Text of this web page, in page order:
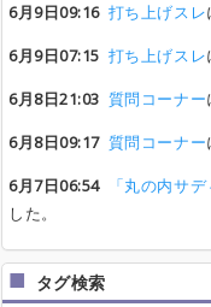
6月9日09:16 打ち上げスレ
6月9日07:15 打ち上げスレ
6月8日21:03 質問コーナー
6月8日09:17 質問コーナー
6月7日06:54
「丸の内サ
した。
タグ検索